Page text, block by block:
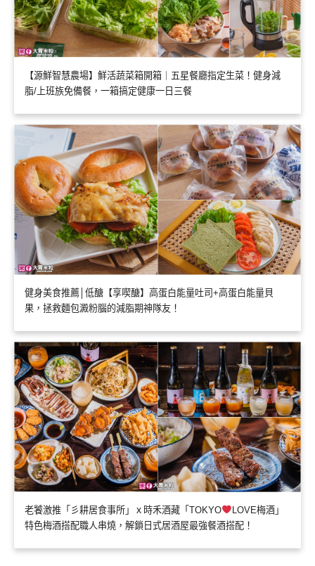
【源鮮智慧農場】鮮活蔬菜箱開箱｜五星餐廳指定生菜！健身減
脂/上班族免備餐，一箱搞定健康一日三餐
健身美食推薦│低醣【享喫醣】高蛋白能量吐司+高蛋白能量貝
果，拯救麵包澱粉腦的減脂期神隊友！
老饕激推「彡耕居食事所」ｘ時禾酒藏「TOKYO
LOVE梅酒」
特色梅酒搭配職人串燒，解鎖日式居酒屋最強餐酒搭配！